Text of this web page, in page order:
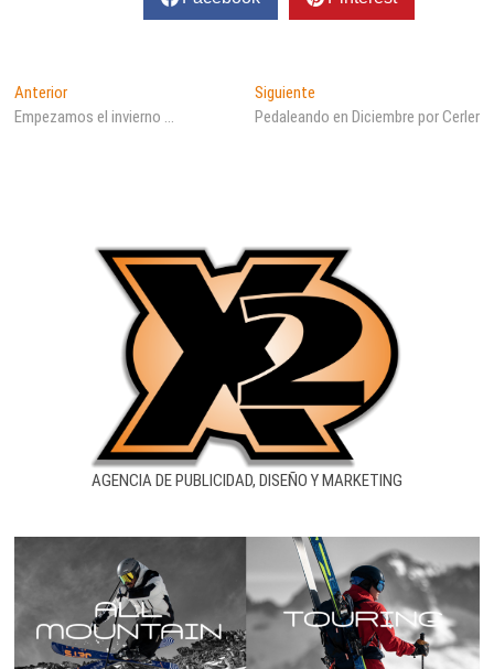
Navegación
de
AnteriorEntrada
anterior:
Empezamos el invierno …
SiguienteEntrada
siguiente:
Pedaleando en Diciembre por Cerler
AGENCIA DE PUBLICIDAD, DISEÑO Y MARKETING